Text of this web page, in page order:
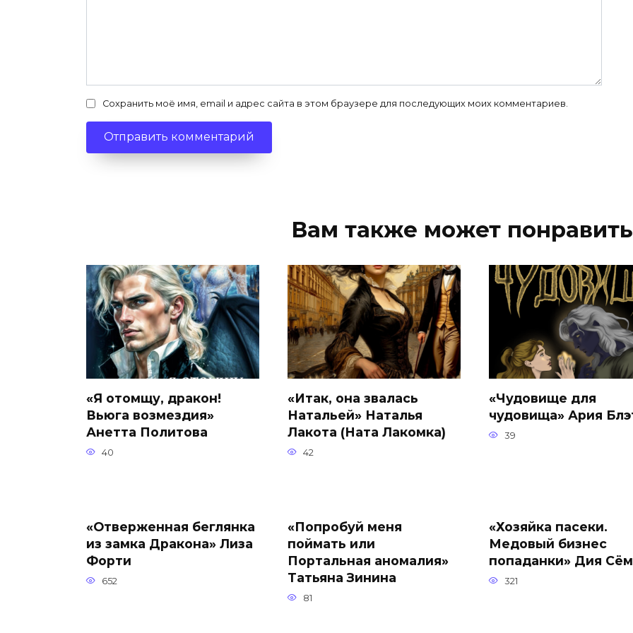
Сохранить моё имя, email и адрес сайта в этом браузере для последующих моих комментариев.
Вам также может
«Я отомщу, дракон!
Вьюга возмездия»
Анетта Политова
40
«Итак, она звалась
Натальей» Наталья
Лакота (Ната Лакомка)
42
«Чудовище для
чудовища» Ария
39
«Отверженная беглянка
из замка Дракона» Лиза
Форти
652
«Попробуй меня
поймать или
Портальная аномалия»
Татьяна Зинина
81
«Хозяйка пасеки.
Медовый бизнес
попаданки» Дия
321